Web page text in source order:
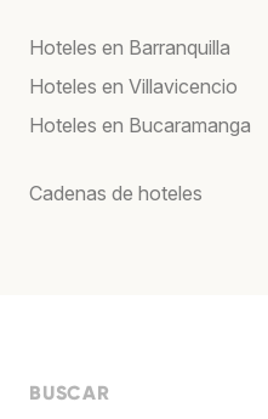
Hoteles en Barranquilla
Hoteles en Villavicencio
Hoteles en Bucaramanga
Cadenas de hoteles
BUSCAR